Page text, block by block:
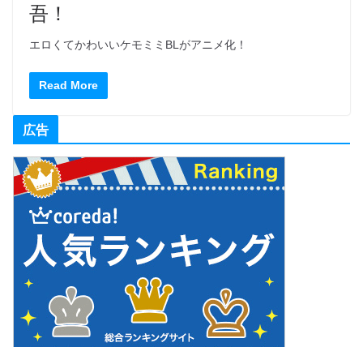
吾！
エロくてかわいいケモミミBLがアニメ化！
Read More
広告